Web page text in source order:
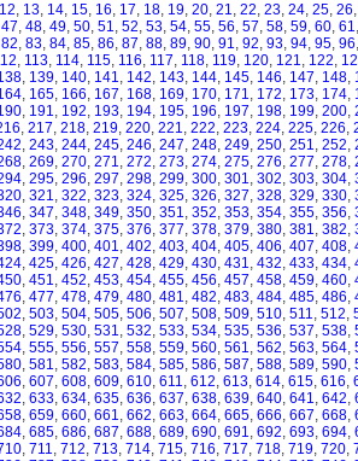
12, 13, 14, 15, 16, 17, 18, 19, 20, 21, 22, 23, 24, 25, 26,
47, 48, 49, 50, 51, 52, 53, 54, 55, 56, 57, 58, 59, 60, 61,
82, 83, 84, 85, 86, 87, 88, 89, 90, 91, 92, 93, 94, 95, 96,
, 113, 114, 115, 116, 117, 118, 119, 120, 121, 122,
, 139, 140, 141, 142, 143, 144, 145, 146, 147, 148,
, 165, 166, 167, 168, 169, 170, 171, 172, 173, 174,
, 191, 192, 193, 194, 195, 196, 197, 198, 199, 200,
, 217, 218, 219, 220, 221, 222, 223, 224, 225, 226,
, 243, 244, 245, 246, 247, 248, 249, 250, 251, 252,
, 269, 270, 271, 272, 273, 274, 275, 276, 277, 278,
, 295, 296, 297, 298, 299, 300, 301, 302, 303, 304,
, 321, 322, 323, 324, 325, 326, 327, 328, 329, 330,
, 347, 348, 349, 350, 351, 352, 353, 354, 355, 356,
, 373, 374, 375, 376, 377, 378, 379, 380, 381, 382,
, 399, 400, 401, 402, 403, 404, 405, 406, 407, 408,
, 425, 426, 427, 428, 429, 430, 431, 432, 433, 434,
, 451, 452, 453, 454, 455, 456, 457, 458, 459, 460,
, 477, 478, 479, 480, 481, 482, 483, 484, 485, 486,
, 503, 504, 505, 506, 507, 508, 509, 510, 511, 512,
, 529, 530, 531, 532, 533, 534, 535, 536, 537, 538,
, 555, 556, 557, 558, 559, 560, 561, 562, 563, 564,
, 581, 582, 583, 584, 585, 586, 587, 588, 589, 590,
, 607, 608, 609, 610, 611, 612, 613, 614, 615, 616,
, 633, 634, 635, 636, 637, 638, 639, 640, 641, 642,
, 659, 660, 661, 662, 663, 664, 665, 666, 667, 668,
, 685, 686, 687, 688, 689, 690, 691, 692, 693, 694,
, 711, 712, 713, 714, 715, 716, 717, 718, 719, 720,